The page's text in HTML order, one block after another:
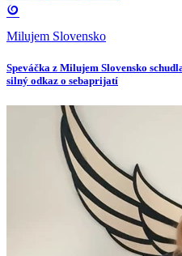
Milujem Slovensko
Speváčka z Milujem Slovensko
silný odkaz o sebaprijatí